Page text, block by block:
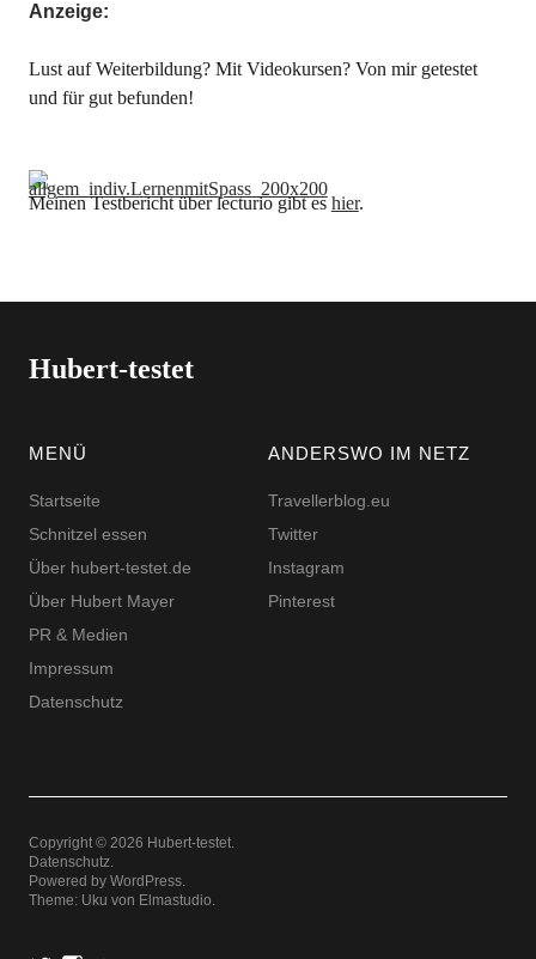
Anzeige:
Lust auf Weiterbildung? Mit Videokursen? Von mir getestet
und für gut befunden!
Meinen Testbericht über lecturio gibt eshier.
Hubert-testet
MENÜ
Startseite
Schnitzel essen
Über hubert-testet.de
Über Hubert Mayer
PR & Medien
Impressum
Datenschutz
ANDERSWO IM NETZ
Travellerblog.eu
Twitter
Instagram
Pinterest
Copyright © 2026 Hubert-testet
Datenschutz
Powered by WordPress
Theme: Uku von Elmastudio